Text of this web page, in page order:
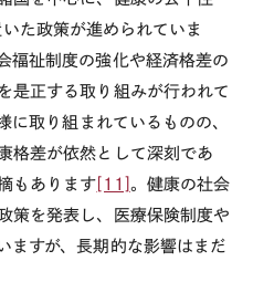
た政策が進められていま
福祉制度の強化や経済格差の
是正する取り組みが行われて
に取り組まれているものの、
格差が依然として深刻であ
もあります [11] 。健康の社会
策を発表し、医療保険制度や
ますが、長期的な影響はまだ